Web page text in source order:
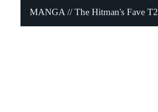
MANGA // The Hitman's Fave T2